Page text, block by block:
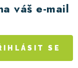
váš e-mail
SE